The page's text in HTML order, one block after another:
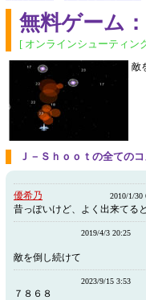
無料ゲーム
[ オンラインシューティン
敵
Ｊ－Ｓｈｏｏｔの全ての
優希乃 2010/1/30
昔っぽいけど、よく出来てる
2019/4/3 20:25
敵を倒し続けて
2023/9/15 3:53
７８６８